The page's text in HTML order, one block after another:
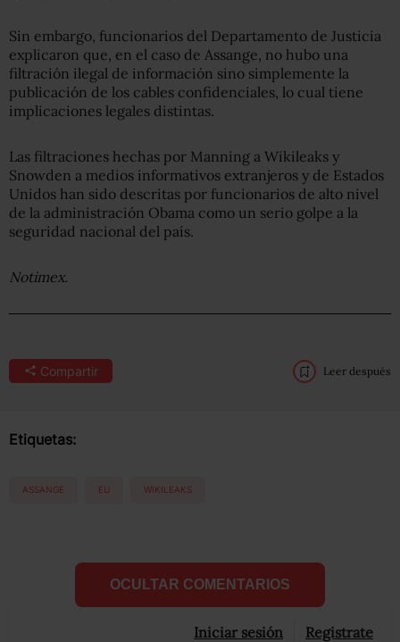
Sin embargo, funcionarios del Departamento de Justicia
explicaron que, en el caso de Assange, no hubo una
filtración ilegal de información sino simplemente la
publicación de los cables confidenciales, lo cual tiene
implicaciones legales distintas.
Las filtraciones hechas por Manning a Wikileaks y
Snowden a medios informativos extranjeros y de Estados
Unidos han sido descritas por funcionarios de alto nivel
de la administración Obama como un serio golpe a la
seguridad nacional del país.
Notimex.
Compartir Leer después
Etiquetas:
ASSANGE EU WIKILEAKS
OCULTAR COMENTARIOS
Iniciar sesión Registrate